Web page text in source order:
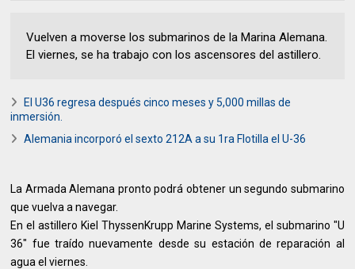
Vuelven a moverse los submarinos de la Marina Alemana.
El viernes, se ha trabajo con los ascensores del astillero.
El U36 regresa después cinco meses y 5,000 millas de
inmersión.
Alemania incorporó el sexto 212A a su 1ra Flotilla el U-36
La Armada Alemana pronto podrá obtener un segundo submarino
que vuelva a navegar.
En el astillero Kiel ThyssenKrupp Marine Systems, el submarino "U
36" fue traído nuevamente desde su estación de reparación al
agua el viernes.